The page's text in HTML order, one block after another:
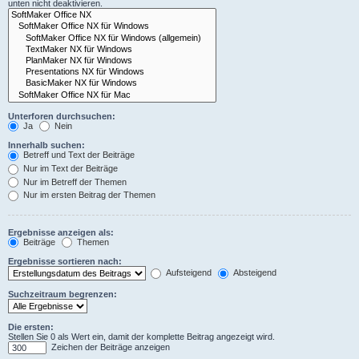
unten nicht deaktivieren.
Unterforen durchsuchen:
Ja
Nein
Innerhalb suchen:
Betreff und Text der Beiträge
Nur im Text der Beiträge
Nur im Betreff der Themen
Nur im ersten Beitrag der Themen
Ergebnisse anzeigen als:
Beiträge
Themen
Ergebnisse sortieren nach:
Aufsteigend
Absteigend
Suchzeitraum begrenzen:
Die ersten:
Stellen Sie 0 als Wert ein, damit der komplette Beitrag angezeigt wird.
Zeichen der Beiträge anzeigen